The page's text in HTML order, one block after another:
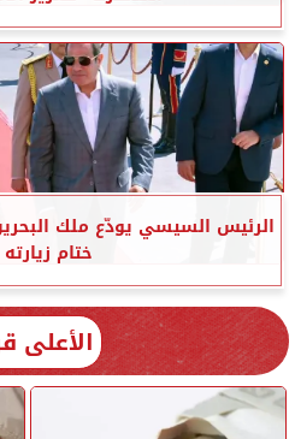
الرئيس السيسي يودّع ملك
ختام
الأعلى